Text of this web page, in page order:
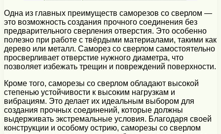
Одна из главных преимуществ саморезов со сверлом —
это возможность создания прочного соединения без
предварительного сверления отверстия. Это особенно
полезно при работе с твёрдыми материалами, такими как
дерево или металл. Саморез со сверлом самостоятельно
просверливает отверстие нужного диаметра, что
позволяет избежать трещин и повреждений поверхности.
Кроме того, саморезы со сверлом обладают высокой
степенью устойчивости к высоким нагрузкам и
вибрациям. Это делает их идеальным выбором для
создания прочных соединений, которые должны
выдерживать экстремальные условия. Благодаря своей
конструкции и особому острию, саморезы со сверлом